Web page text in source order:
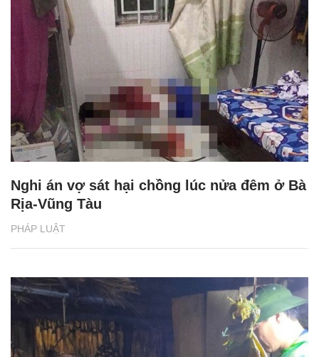
PHÁP LUẬT
Nghi án vợ sát hại chồng lúc nửa đêm ở Bà
Rịa-Vũng Tàu